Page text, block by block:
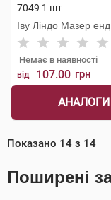
7049 1 шт
Іву Ліндо Мазер
Продактс
Немає в наявності
від 107.00 грн
АНАЛОГИ
Показано 14 з 14
Поширені